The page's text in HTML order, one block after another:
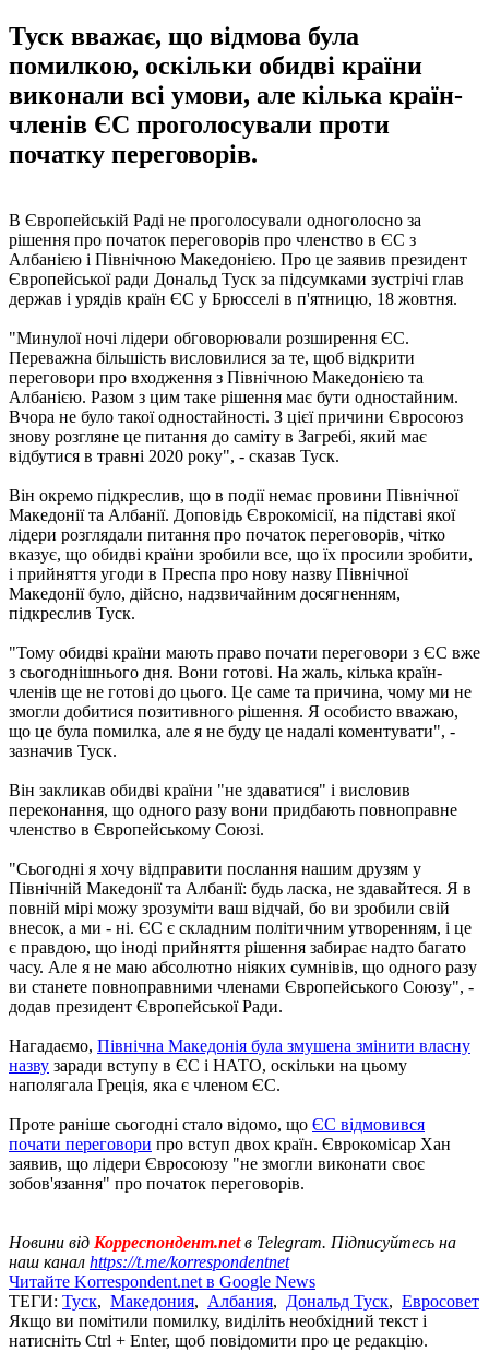
Туск вважає, що відмова була
помилкою, оскільки обидві країни
виконали всі умови, але кілька країн-
членів ЄС проголосували проти
початку переговорів.
В Європейській Раді не проголосували одноголосно за
рішення про початок переговорів про членство в ЄС з
Албанією і Північною Македонією. Про це заявив президент
Європейської ради Дональд Туск за підсумками зустрічі глав
держав і урядів країн ЄС у Брюсселі в п'ятницю, 18 жовтня.
"Минулої ночі лідери обговорювали розширення ЄС.
Переважна більшість висловилися за те, щоб відкрити
переговори про входження з Північною Македонією та
Албанією. Разом з цим таке рішення має бути одностайним.
Вчора не було такої одностайності. З цієї причини Євросоюз
знову розгляне це питання до саміту в Загребі, який має
відбутися в травні 2020 року", - сказав Туск.
Він окремо підкреслив, що в події немає провини Північної
Македонії та Албанії. Доповідь Єврокомісії, на підставі якої
лідери розглядали питання про початок переговорів, чітко
вказує, що обидві країни зробили все, що їх просили зробити,
і прийняття угоди в Преспа про нову назву Північної
Македонії було, дійсно, надзвичайним досягненням,
підкреслив Туск.
"Тому обидві країни мають право почати переговори з ЄС вже
з сьогоднішнього дня. Вони готові. На жаль, кілька країн-
членів ще не готові до цього. Це саме та причина, чому ми не
змогли добитися позитивного рішення. Я особисто вважаю,
що це була помилка, але я не буду це надалі коментувати", -
зазначив Туск.
Він закликав обидві країни "не здаватися" і висловив
переконання, що одного разу вони придбають повноправне
членство в Європейському Союзі.
"Сьогодні я хочу відправити послання нашим друзям у
Північній Македонії та Албанії: будь ласка, не здавайтеся. Я в
повній мірі можу зрозуміти ваш відчай, бо ви зробили свій
внесок, а ми - ні. ЄС є складним політичним утворенням, і це
є правдою, що іноді прийняття рішення забирає надто багато
часу. Але я не маю абсолютно ніяких сумнівів, що одного разу
ви станете повноправними членами Європейського Союзу", -
додав президент Європейської Ради.
Нагадаємо, Північна Македонія була змушена змінити власну
назву заради вступу в ЄС і НАТО, оскільки на цьому
наполягала Греція, яка є членом ЄС.
Проте раніше сьогодні стало відомо, що ЄС відмовився
почати переговори про вступ двох країн. Єврокомісар Хан
заявив, що лідери Євросоюзу "не змогли виконати своє
зобов'язання" про початок переговорів.
Новини від Корреспондент.netв Telegram. Підписуйтесь на
наш канал https://t.me/korrespondentnet
Читайте Korrespondent.net в Google News
ТЕГИ: Туск, Македония, Албания, Дональд Туск, Евросовет
Якщо ви помітили помилку, виділіть необхідний текст і
натисніть Ctrl + Enter, щоб повідомити про це редакцію.